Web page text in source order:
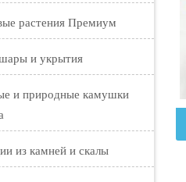
растения Премиум
и укрытия
и природные камушки
из камней и скалы